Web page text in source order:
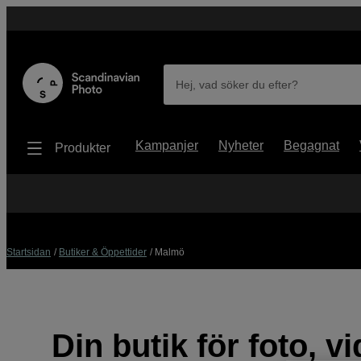
Hej, vad söker du efter?
Produkter Kampanjer Nyheter Begagnat
Startsidan Butiker & Öppettider Malmö
Din butik för foto,